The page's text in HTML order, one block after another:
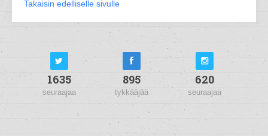
Takaisin edelliselle sivulle
1635
seuraajaa
895
tykkääjää
620
seuraajaa